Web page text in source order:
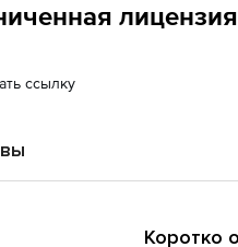
лицензия
ссылку
Коротко